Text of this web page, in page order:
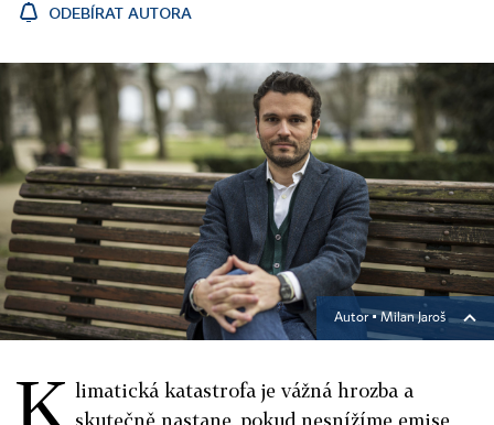
ODEBÍRAT AUTORA
Autor ▪Milan Jaroš
K limatická katastrofa je vážná hrozba a
skutečně nastane, pokud nesnížíme emise